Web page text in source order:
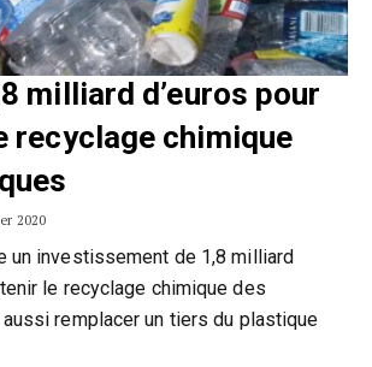
milliard d’euros pour
recyclage chimique
2020
un investissement de 1,8 milliard
le recyclage chimique des
remplacer un tiers du plastique